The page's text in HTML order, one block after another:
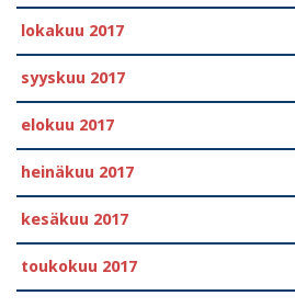
lokakuu 2017
syyskuu 2017
elokuu 2017
heinäkuu 2017
kesäkuu 2017
toukokuu 2017